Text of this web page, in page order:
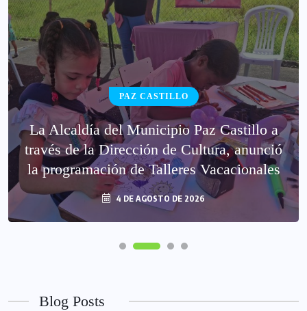
PAZ CASTILLO
La Alcaldía del Municipio Paz Castillo a
través de la Dirección de Cultura, anunció
la programación de Talleres Vacacionales
4 DE AGOSTO DE 2026
Blog Posts